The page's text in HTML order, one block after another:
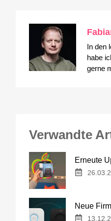
In den
habe
gerne
Verwandte
Erneute
Neue